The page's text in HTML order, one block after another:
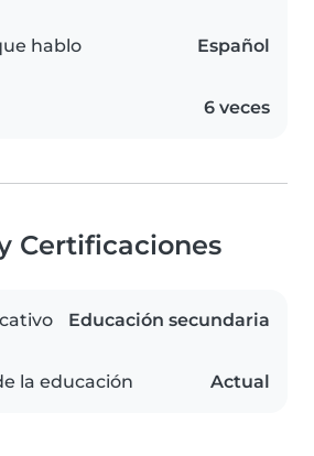
hablo Español
6 veces
Certificaciones
Educación secundaria
la educación Actual